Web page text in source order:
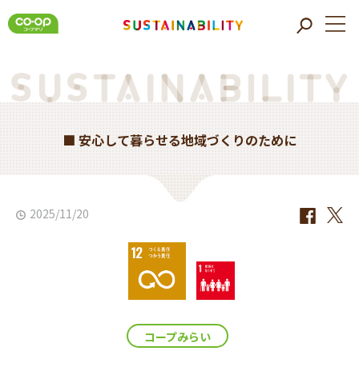
■ 安心して暮らせる地域づくりのために
2025/11/20
コープみらい